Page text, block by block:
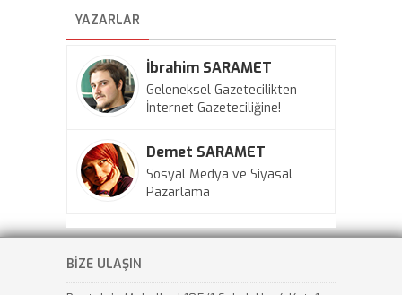
YAZARLAR
İbrahim SARAMET
Geleneksel Gazetecilikten
İnternet Gazeteciliğine!
Demet SARAMET
Sosyal Medya ve Siyasal
Pazarlama
BİZE ULAŞIN